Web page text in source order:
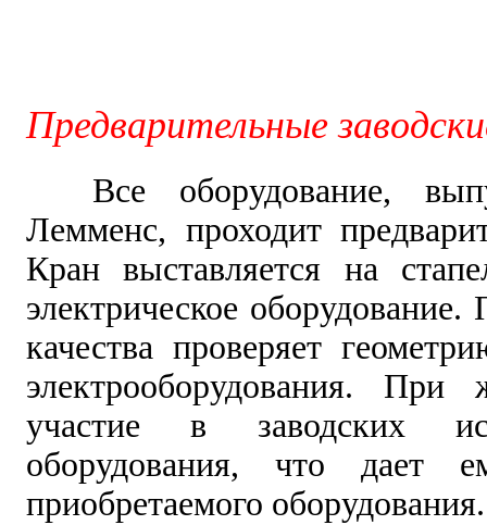
Предварительные
Все оборудование,
Лемменс, проходит
Кран выставляется на
электрическое оборудование.
качества проверяет
электрооборудования. При
участие в заводских
оборудования, что дает
приобретаемого оборудования.